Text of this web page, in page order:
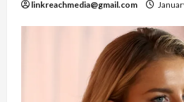
linkreachmedia@gmail.com